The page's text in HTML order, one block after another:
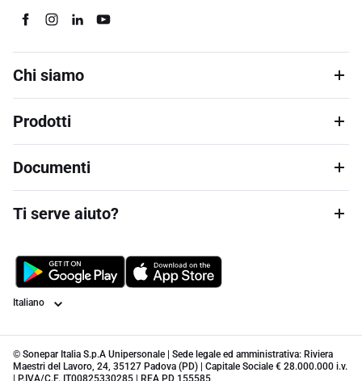
Chi siamo
Prodotti
Documenti
Ti serve aiuto?
Lingua
© Sonepar Italia S.p.A Unipersonale | Sede legale ed amministrativa: Riviera
Maestri del Lavoro, 24, 35127 Padova (PD) | Capitale Sociale € 28.000.000 i.v.
| P.IVA/C.F. IT00825330285 | REA PD 155585